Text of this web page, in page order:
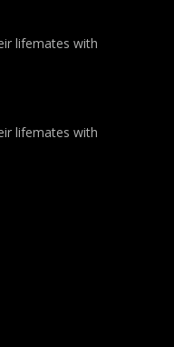
lifemates with
lifemates with